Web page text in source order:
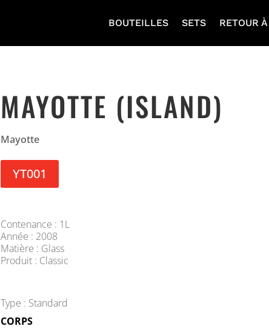
BOUTEILLES SETS RETOUR
MAYOTTE (ISLAND)
Mayotte
YT001
Contenance : 1L
Année : 2008
Matière : Glass
Produit : Classic
Type : Standard
CORPS